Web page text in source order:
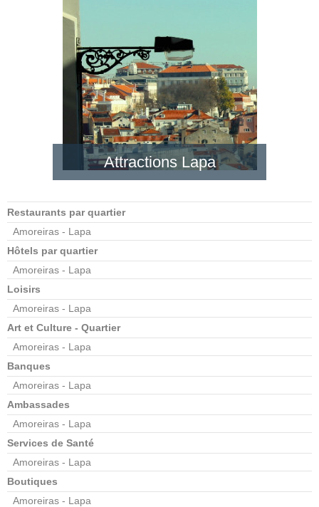
Attractions Lapa
Restaurants par quartier
Amoreiras - Lapa
Hôtels par quartier
Amoreiras - Lapa
Loisirs
Amoreiras - Lapa
Art et Culture - Quartier
Amoreiras - Lapa
Banques
Amoreiras - Lapa
Ambassades
Amoreiras - Lapa
Services de Santé
Amoreiras - Lapa
Boutiques
Amoreiras - Lapa